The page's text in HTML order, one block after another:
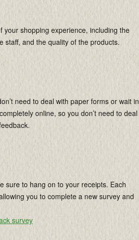
your shopping experience, including the
staff, and the quality of the products.
need to deal with paper forms or wait in
online, so you don’t need to deal
sure to hang on to your receipts. Each
you to complete a new survey and
survey